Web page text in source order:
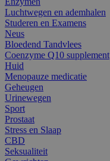
Luchtwegen en ademhalen
Studeren en Examens
Neus
Bloedend Tandvlees
Coenzyme Q10 supplement
Huid
Menopauze medicatie
Geheugen
Urinewegen
Sport
Prostaat
Stress en Slaap
CBD
Seksualiteit